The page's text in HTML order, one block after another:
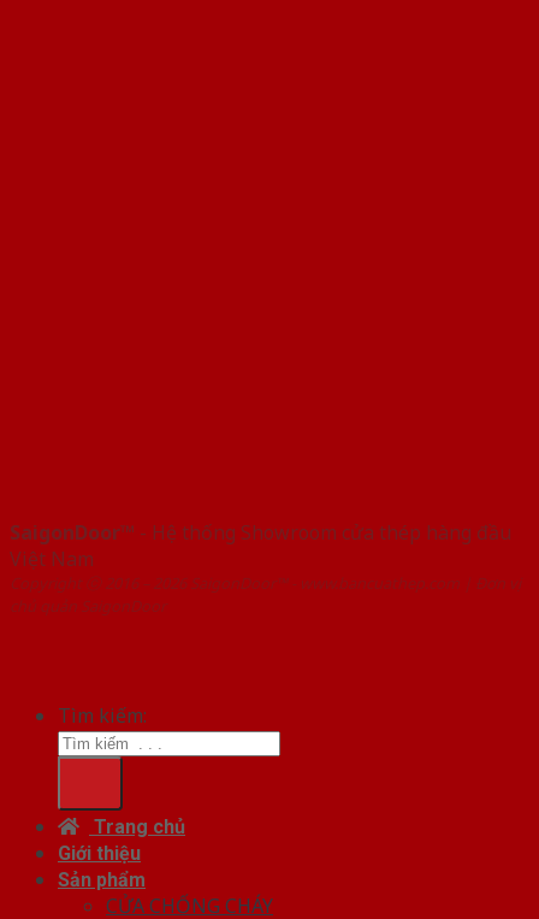
SaigonDoor™ - Hệ thống Showroom cửa thép hàng đầu
Việt Nam
Copyright ⓒ 2016 – 2026 SaigonDoor™ - www.bancuathep.com | Đơn vị
chủ quản SaigonDoor
Tìm kiếm:
Trang chủ
Giới thiệu
Sản phẩm
CỬA CHỐNG CHÁY